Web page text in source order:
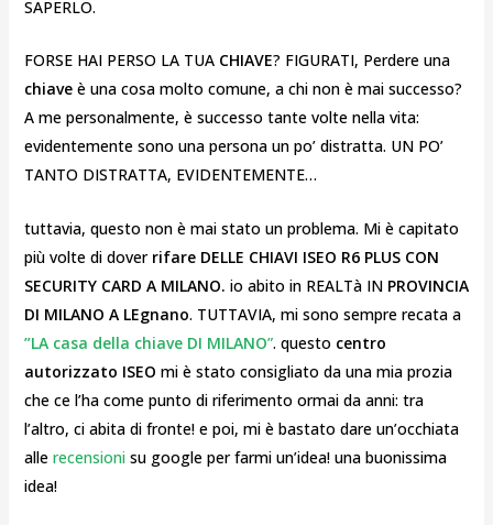
SAPERLO.
FORSE HAI PERSO LA TUA CHIAVE? FIGURATI, Perdere una
chiave è una cosa molto comune, a chi non è mai successo?
A me personalmente, è successo tante volte nella vita:
evidentemente sono una persona un po’ distratta. UN PO’
TANTO DISTRATTA, EVIDENTEMENTE…
tuttavia, questo non è mai stato un problema. Mi è capitato
più volte di dover rifare DELLE CHIAVI ISEO R6 PLUS CON
SECURITY CARD A MILANO. io abito in REALTà IN PROVINCIA
DI MILANO A LEgnano. TUTTAVIA, mi sono sempre recata a
”LA casa della chiave DI MILANO”. questo centro
autorizzato ISEO mi è stato consigliato da una mia prozia
che ce l’ha come punto di riferimento ormai da anni: tra
l’altro, ci abita di fronte! e poi, mi è bastato dare un’occhiata
alle recensioni su google per farmi un’idea! una buonissima
idea!